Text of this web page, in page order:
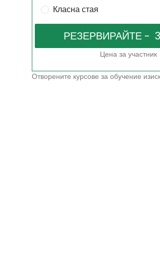
Класна стая
Цена за участник
Отворените курсове за обучение